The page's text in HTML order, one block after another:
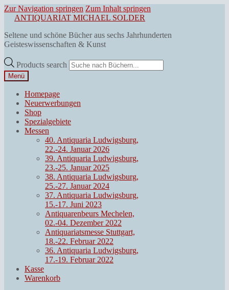
Zur Navigation springen Zum Inhalt springen
ANTIQUARIAT MICHAEL SOLDER
Seltene und schöne Bücher aus sechs Jahrhunderten
Geisteswissenschaften & Kunst
Products search
Menü
Homepage
Neuerwerbungen
Shop
Spezialgebiete
Messen
40. Antiquaria Ludwigsburg,
22.-24. Januar 2026
39. Antiquaria Ludwigsburg,
23.-25. Januar 2025
38. Antiquaria Ludwigsburg,
25.-27. Januar 2024
37. Antiquaria Ludwigsburg,
15.-17. Juni 2023
Antiquarenbeurs Mechelen,
02.-04. Dezember 2022
Antiquariatsmesse Stuttgart,
18.-22. Februar 2022
36. Antiquaria Ludwigsburg,
17.-19. Februar 2022
Kasse
Warenkorb